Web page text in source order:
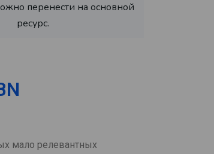
перенести на основной
ресурс.
мало релевантных